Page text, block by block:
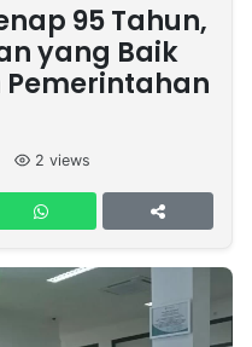
95 Tahun,
yang Baik
2 views